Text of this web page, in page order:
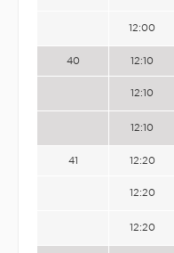
12:00
40 12:10
12:10
12:10
41 12:20
12:20
12:20